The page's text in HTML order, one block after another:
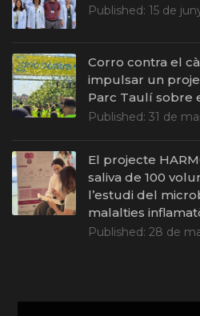
Published: 15 de
Corro contra el
impulsar un
Parc Taulí sobre
Published: 31 de
El projecte
saliva de 100
l’estudi del
malalties
Published: 28 de